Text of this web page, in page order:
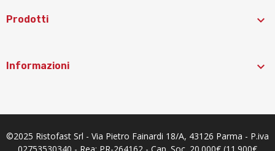
Prodotti 
Informazioni 
©2025 Ristofast Srl - Via Pietro Fainardi 18/A, 43126 Parma - P.iva
02753530340 - Rea: PR-264162 - Cap. Soc. 20.000€ (11.900€